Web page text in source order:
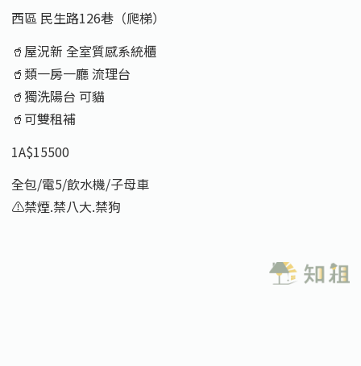
西區 民生路126巷（爬梯）
🥤屋況新 全室質感系統櫃
🥤類一房一廳 流理台
🥤獨洗陽台 可貓
🥤可雙租補
1A$15500
全包/電5/飲水機/子母車
⚠️禁煙.禁八大.禁狗